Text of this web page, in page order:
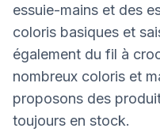
essuie-mains et des
coloris basiques et
également du fil à
nombreux coloris et
proposons des
toujours en stock.